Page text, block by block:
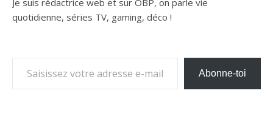
Je suis rédactrice web et sur OBP, on parle vie
quotidienne, séries TV, gaming, déco !
Abonne-toi